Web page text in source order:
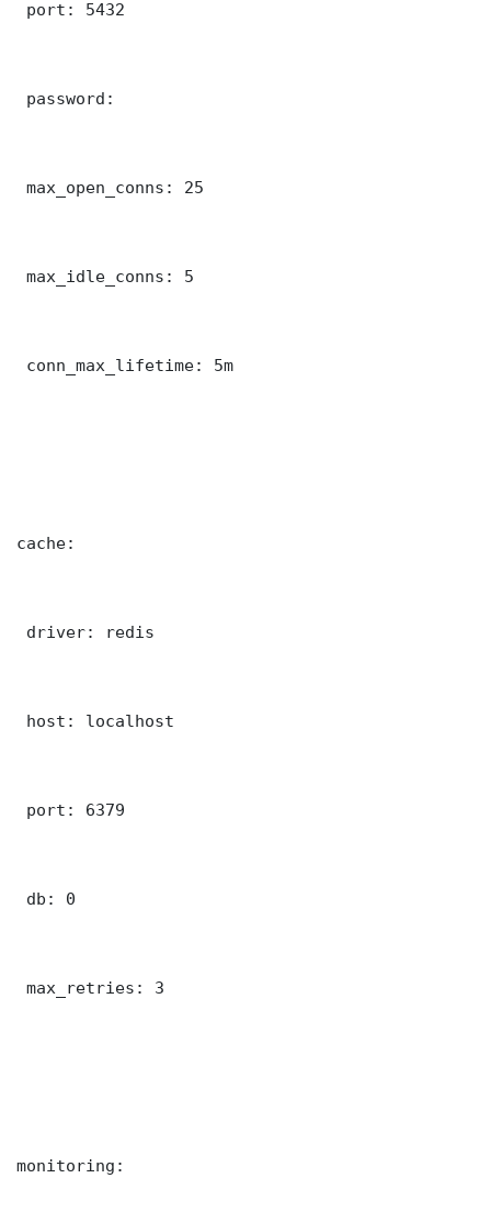
port: 5432
password:
max_open_conns: 25
max_idle_conns: 5
conn_max_lifetime: 5m
cache:
driver: redis
host: localhost
port: 6379
db: 0
max_retries: 3
monitoring: